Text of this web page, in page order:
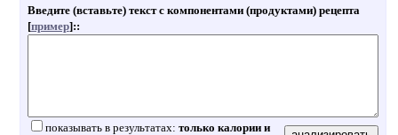
Введите (вставьте) текст с компонентами (продуктами) рецепта
[пример]::
показывать в результатах: только калории и